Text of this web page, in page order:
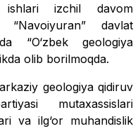
ishlari izchil davom
davlat
“O‘zbek geologiya
olib borilmoqda.
geologiya qidiruv
mutaxassislari
va ilg‘or muhandislik